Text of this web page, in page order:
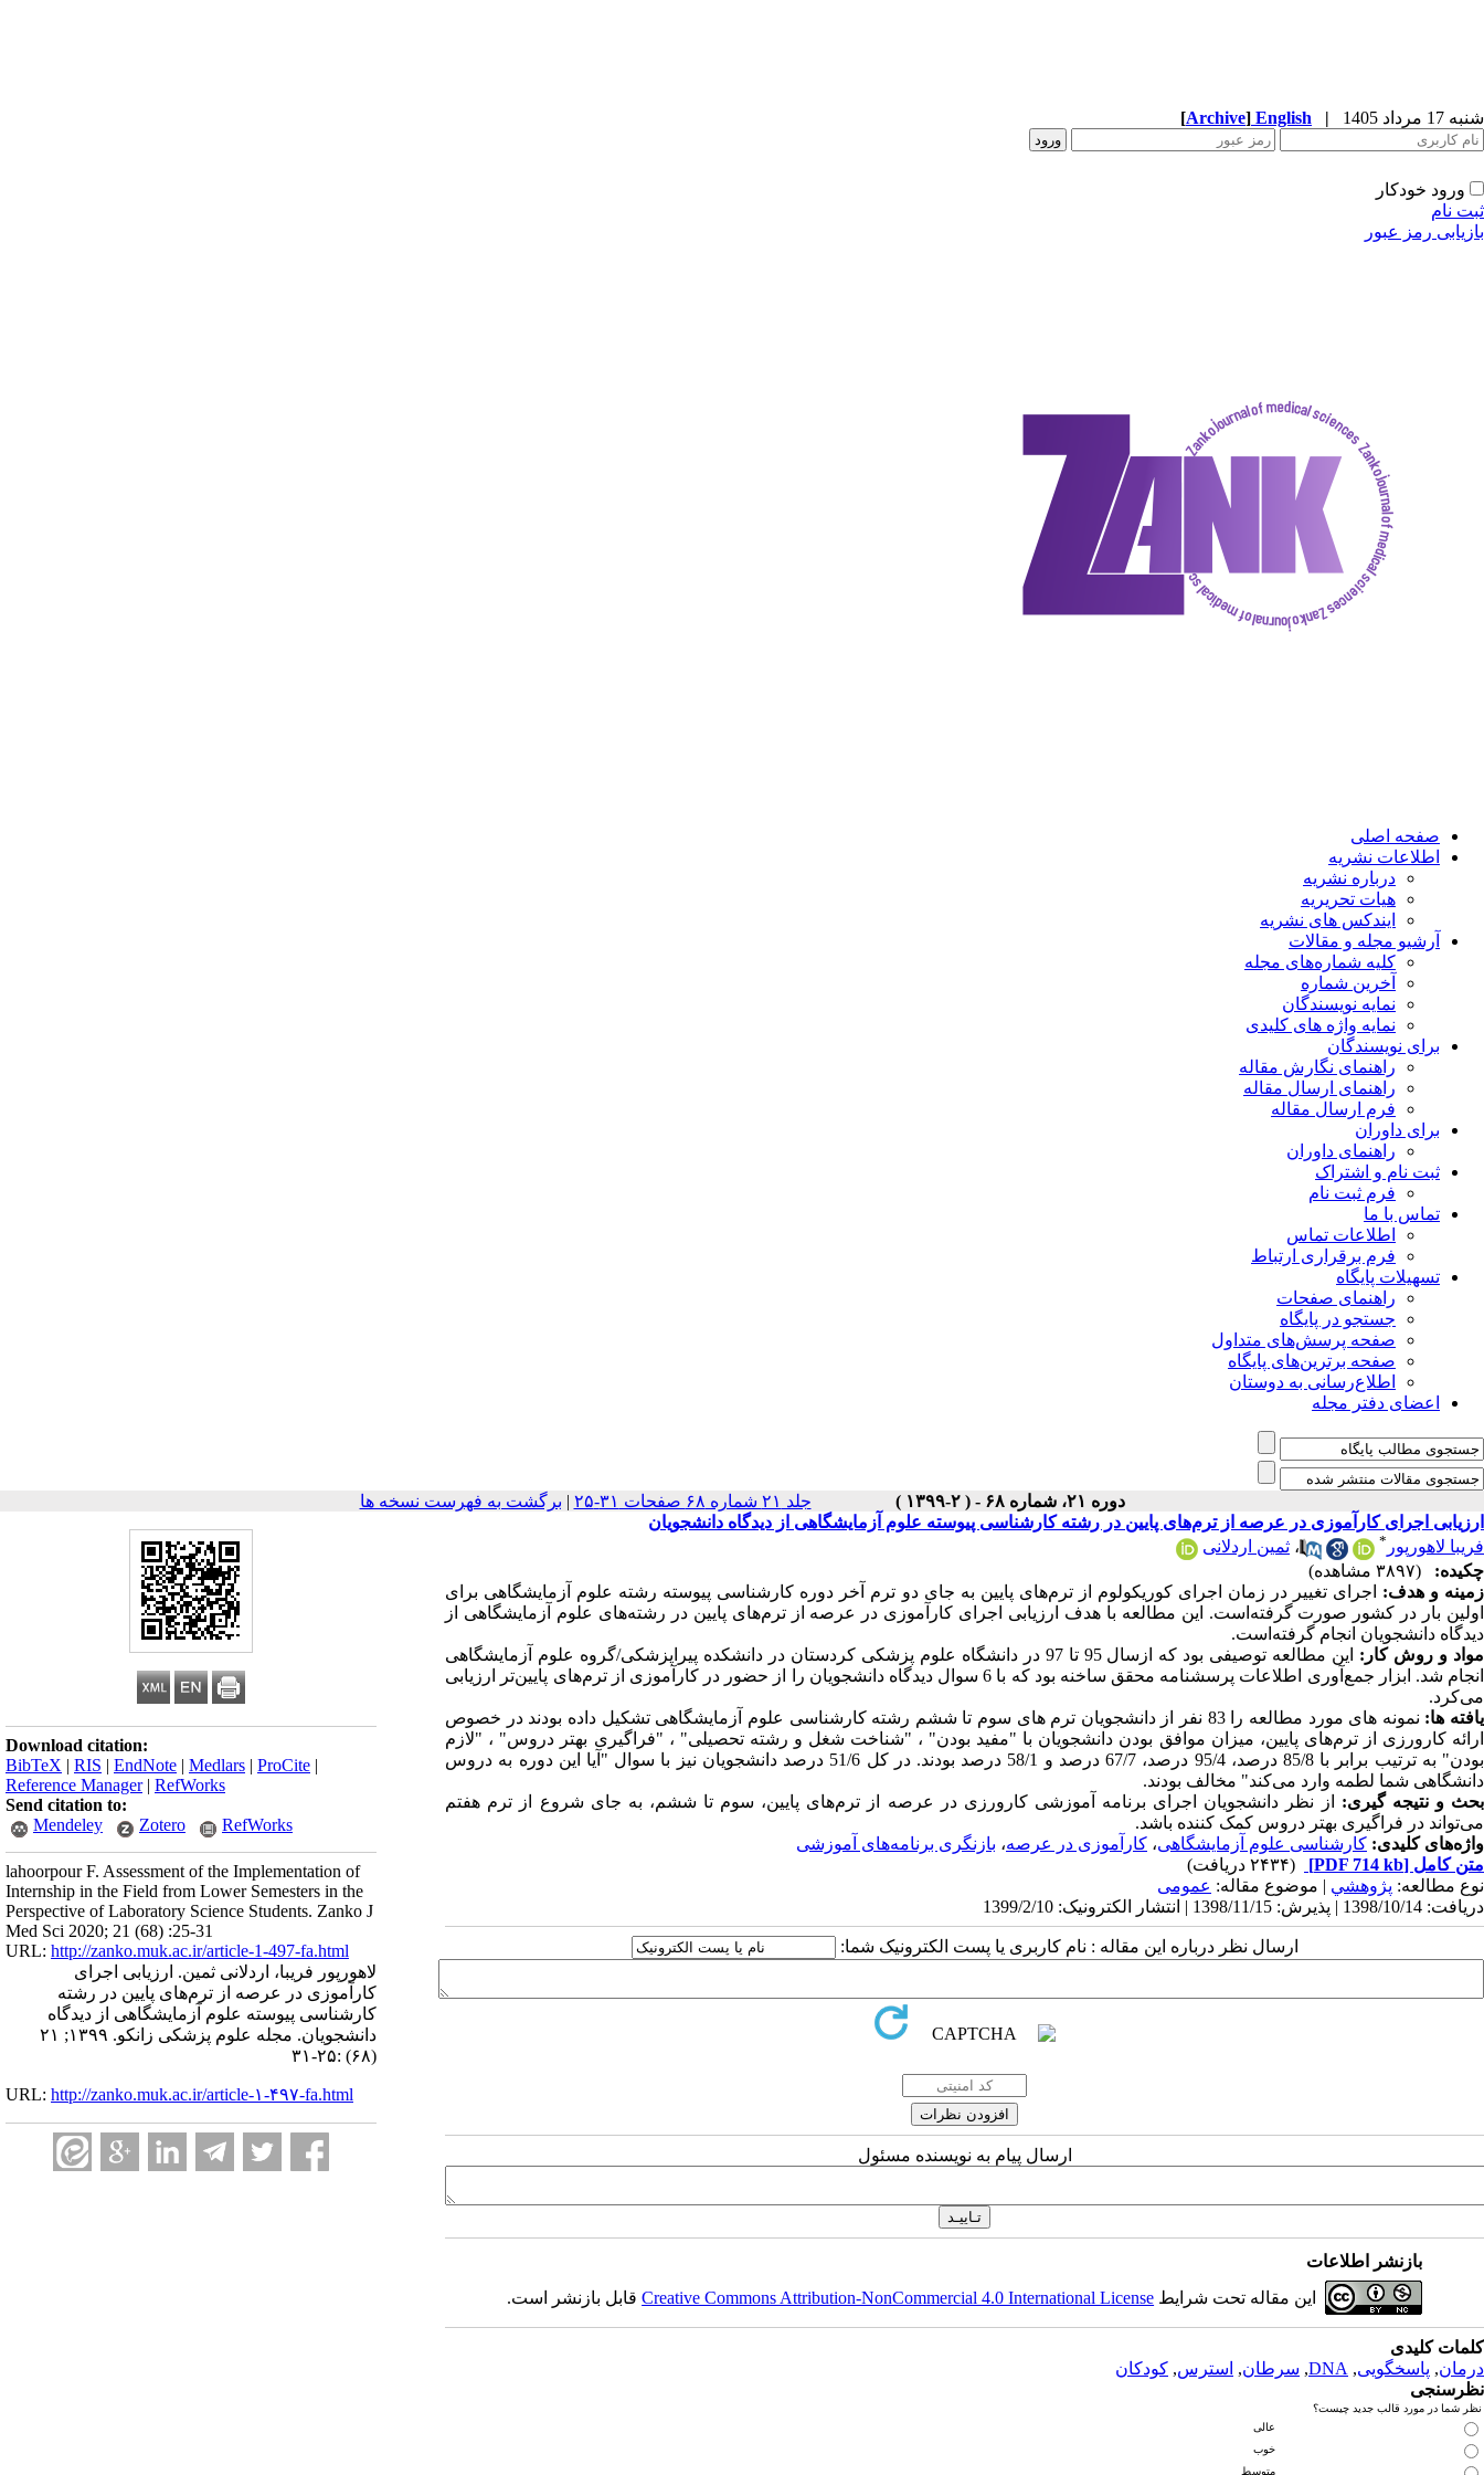
شنبه 17 مرداد 1405 |
English
[Archive]
ورود خودکار
ثبت نام
بازیابی رمز عبور
صفحه اصلی
اطلاعات نشریه
درباره نشریه
هیات تحریریه
ایندکس های نشریه
آرشیو مجله و مقالات
کلیه شماره‌های مجله
آخرین شماره
نمایه نویسندگان
نمایه واژه های کلیدی
برای نویسندگان
راهنمای نگارش مقاله
راهنمای ارسال مقاله
فرم ارسال مقاله
برای داوران
راهنمای داوران
ثبت نام و اشتراک
فرم ثبت نام
تماس با ما
اطلاعات تماس
فرم برقراری ارتباط
تسهیلات پایگاه
راهنمای صفحات
جستجو در پایگاه
صفحه پرسش‌های متداول
صفحه برترین‌های پایگاه
اطلاع‌رسانی به دوستان
اعضای دفتر مجله
دوره ۲۱، شماره ۶۸ - ( ۲-۱۳۹۹ ) جلد ۲۱ شماره ۶۸ صفحات ۳۱-۲۵ | برگشت به فهرست نسخه ها
Download citation:
BibTeX | RIS | EndNote | Medlars | ProCite |
Reference Manager| RefWorks
Send citation to:
Mendeley
Zotero RefWorks
lahoorpour F. Assessment of the Implementation of
Internship in the Field from Lower Semesters in the
Perspective of Laboratory Science Students. Zanko J
Med Sci 2020; 21 (68) :25-31
URL: http://zanko.muk.ac.ir/article-1-497-fa.html
لاهورپور فریبا، اردلانی ثمین. ارزیابی اجرای
کارآموزی در عرصه از ترم‌های پایین در رشته
کارشناسی پیوسته علوم آزمایشگاهی از دیدگاه
دانشجویان. مجله علوم پزشکی زانکو. ۱۳۹۹; ۲۱
(۶۸) :۲۵-۳۱
URL: http://zanko.muk.ac.ir/article-۱-۴۹۷-fa.html
ارزیابی اجرای کارآموزی در عرصه از ترم‌های پایین در رشته کارشناسی پیوسته علوم آزمایشگاهی از دیدگاه دانشجویان
فریبا لاهورپور * ، ثمین اردلانی
چکیده:
(۳۸۹۷ مشاهده)
زمینه و هدف: اجرای تغییر در زمان اجرای کوریکولوم از ترم‌های پایین به جای دو ترم آخر دوره‌ کارشناسی پیوسته رشته علوم آزمایشگاهی برای
اولین بار در کشور صورت گرفته‌است. این مطالعه با هدف ارزیابی اجرای کارآموزی در عرصه از ترم‌های پایین در رشته‌های علوم آزمایشگاهی از
دیدگاه دانشجویان انجام گرفته‌‎است.
مواد و روش­ کار:
این مطالعه توصیفی بود که ازسال 95 تا 97 در دانشگاه علوم پزشکی کردستان در دانشکده پیراپزشکی/گروه علوم آزمایشگاهی
انجام شد. ابزار جمع‌آوری اطلاعات پرسشنامه محقق ساخنه بود که با 6 سوال دیدگاه دانشجویان را از حضور در کارآموزی از ترم‌های پایین‌تر ارزیابی
می‌کرد.
یافته ­ها: نمونه­ های مورد مطالعه را 83 نفر از دانشجویان ترم های سوم تا ششم رشته کارشناسی علوم آزمایشگاهی تشکیل داده بودند
در خصوص
ارائه کارورزی از ترم‌های پایین، میزان موافق بودن دانشجویان با "مفید بودن" ، "شناخت شغل و رشته تحصیلی" ، "فراگیری بهتر دروس" ، "لازم
بودن" به ترتیب برابر با 85/8 درصد، 95/4 درصد، 67/7 درصد و 58/1 درصد بودند. در کل 51/6 درصد دانشجویان نیز با سوال "آیا این دوره به دروس
دانشگاهی شما لطمه وارد می‌کند" مخالف بودند.
بحث و نتیجه ­گیری: از نظر دانشجویان اجرای برنامه آموزشی کارورزی در عرصه از ترم‌های پایین، سوم تا ششم، به جای شروع از ترم هفتم
می‌تواند در فراگیری بهتر دروس کمک کننده باشد.
واژه‌های کلیدی: کارشناسی علوم آزمایشگاهی، کارآموزی در عرصه، بازنگری برنامه‌های آموزشی
متن کامل [PDF 714 kb]
(۲۴۳۴ دریافت)
نوع مطالعه: پژوهشي | موضوع مقاله: عمومى
دریافت: 1398/10/14 | پذیرش: 1398/11/15 | انتشار الکترونیک: 1399/2/10
ارسال نظر درباره این مقاله : نام کاربری یا پست الکترونیک شما:
ارسال پیام به نویسنده مسئول
بازنشر اطلاعات
این مقاله تحت شرایط Creative Commons Attribution-NonCommercial 4.0 International Licenseقابل بازنشر است.
کلمات کلیدی
درمان, پاسخگویی,
DNA
, سرطان, استرس, کودکان
نظرسنجی
نظر شما در مورد قالب جدید چیست؟
عالی
خوب
متوسط